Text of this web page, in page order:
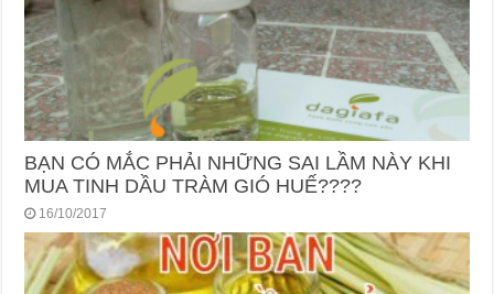
BẠN CÓ MẮC PHẢI NHỮNG SAI LẦM NÀY KHI
MUA TINH DẦU TRÀM GIÓ HUẾ????
16/10/2017